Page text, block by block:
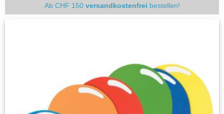
Ab CHF 150 versandkostenfrei bestellen!